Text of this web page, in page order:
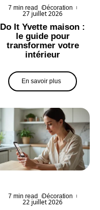
7 min read Décoration
27 juillet 2026
Do It Yvette maison :
le guide pour
transformer votre
intérieur
En savoir plus
7 min read Décoration
22 juillet 2026